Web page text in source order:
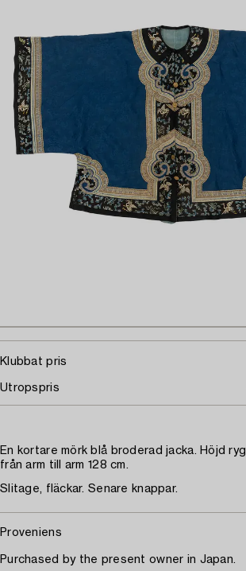
Klubbat pris
Utropspris
En kortare mörk blå broderad jacka. Höjd
från arm till arm 128 cm.
Slitage, fläckar. Senare knappar.
Proveniens
Purchased by the present owner in Japan.